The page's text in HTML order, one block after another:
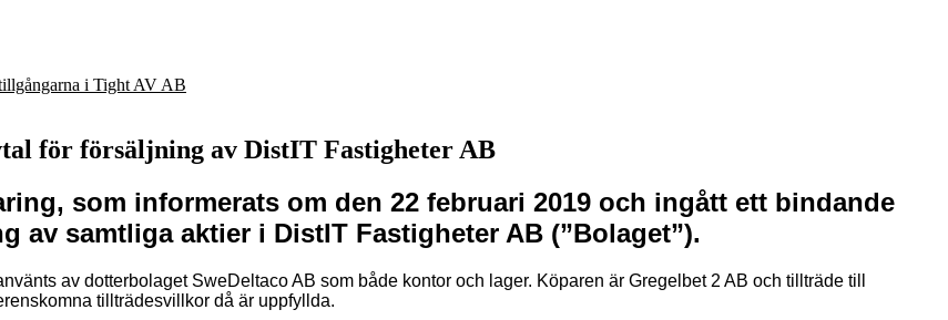
i Tight AV AB
för försäljning av DistIT Fastigheter AB
som informerats om den 22 februari 2019 och ingått ett bindande
av samtliga aktier i DistIT Fastigheter AB (”Bolaget”).
av dotterbolaget SweDeltaco AB som både kontor och lager. Köparen är Gregelbet 2 AB och tillträde till
tillträdesvillkor då är uppfyllda.